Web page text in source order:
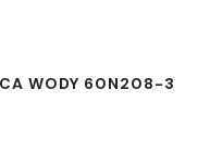
WODY 60N208-3